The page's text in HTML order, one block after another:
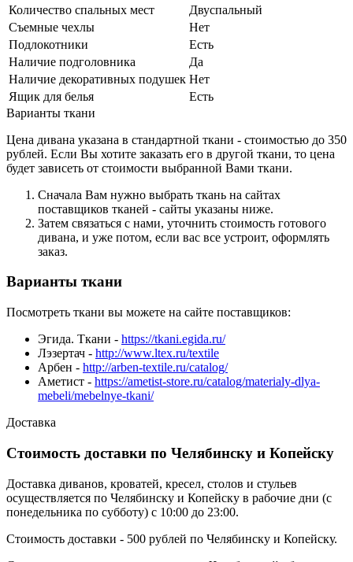
Количество спальных мест
Двуспальный
Съемные чехлы
Нет
Подлокотники
Есть
Наличие подголовника
Да
Наличие декоративных подушек Нет
Ящик для белья
Есть
Варианты ткани
Цена дивана указана в стандартной ткани - стоимостью до 350
рублей. Если Вы хотите заказать его в другой ткани, то цена
будет зависеть от стоимости выбранной Вами ткани.
Сначала Вам нужно выбрать ткань на сайтах
поставщиков тканей - сайты указаны ниже.
Затем связаться с нами, уточнить стоимость готового
дивана, и уже потом, если вас все устроит, оформлять
заказ.
Варианты ткани
Посмотреть ткани вы можете на сайте поставщиков:
Эгида. Ткани - https://tkani.egida.ru/
Лэзертач - http://www.ltex.ru/textile
Арбен - http://arben-textile.ru/catalog/
Аметист - https://ametist-store.ru/catalog/materialy-dlya-
mebeli/mebelnye-tkani/
Доставка
Стоимость доставки по Челябинску и Копейску
Доставка диванов, кроватей, кресел, столов и стульев
осуществляется по Челябинску и Копейску в рабочие дни (с
понедельника по субботу) с 10:00 до 23:00.
Стоимость доставки - 500 рублей по Челябинску и Копейску.